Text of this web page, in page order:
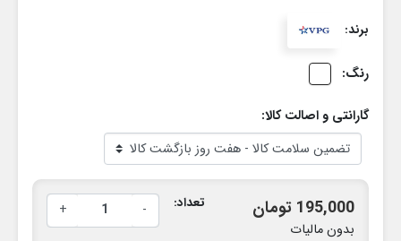
برند:
رنگ:
گارانتی و اصالت کالا:
195,000 تومان
بدون مالیات
تعداد: -
+